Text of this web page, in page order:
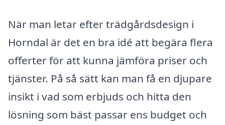
När man letar efter trädgårdsdesign i
Horndal är det en bra idé att begära flera
offerter för att kunna jämföra priser och
tjänster. På så sätt kan man få en djupare
insikt i vad som erbjuds och hitta den
lösning som bäst passar ens budget och